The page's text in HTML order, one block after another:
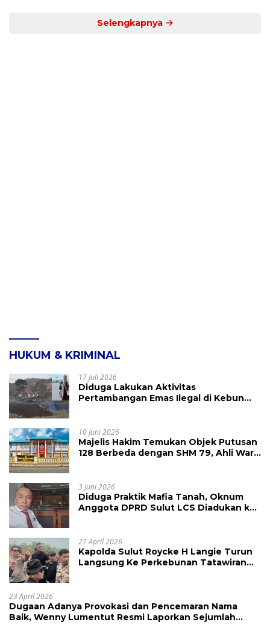
Selengkapnya
HUKUM & KRIMINAL
17 Juli 2026
Diduga Lakukan Aktivitas
Pertambangan Emas Ilegal di Kebun
10 Juni 2026
Majelis Hakim Temukan Objek Putusan
128 Berbeda dengan SHM 79, Ahli Waris
3 Juni 2026
Diduga Praktik Mafia Tanah, Oknum
Anggota DPRD Sulut LCS Diadukan ke
27 April 2026
Kapolda Sulut Roycke H Langie Turun
Langsung Ke Perkebunan Tatawiran
23 April 2026
Dugaan Adanya Provokasi dan Pencemaran Nama
Baik, Wenny Lumentut Resmi Laporkan Sejumlah